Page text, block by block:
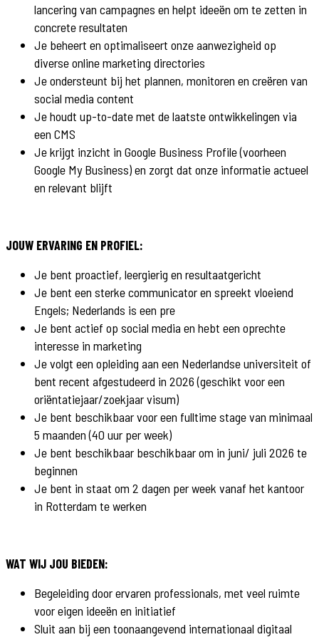
lancering van campagnes en helpt ideeën om te zetten in
concrete resultaten
Je beheert en optimaliseert onze aanwezigheid op
diverse online marketing directories
Je ondersteunt bij het plannen, monitoren en creëren van
social media content
Je houdt up-to-date met de laatste ontwikkelingen via
een CMS
Je krijgt inzicht in Google Business Profile (voorheen
Google My Business) en zorgt dat onze informatie actueel
en relevant blijft
JOUW ERVARING EN PROFIEL:
Je bent proactief, leergierig en resultaatgericht
Je bent een sterke communicator en spreekt vloeiend
Engels; Nederlands is een pre
Je bent actief op social media en hebt een oprechte
interesse in marketing
Je volgt een opleiding aan een Nederlandse universiteit of
bent recent afgestudeerd in 2026 (geschikt voor een
oriëntatiejaar/zoekjaar visum)
Je bent beschikbaar voor een fulltime stage van minimaal
5 maanden (40 uur per week)
Je bent beschikbaar beschikbaar om in juni/ juli 2026 te
beginnen
Je bent in staat om 2 dagen per week vanaf het kantoor
in Rotterdam te werken
WAT WIJ JOU BIEDEN:
Begeleiding door ervaren professionals, met veel ruimte
voor eigen ideeën en initiatief
Sluit aan bij een toonaangevend internationaal digitaal